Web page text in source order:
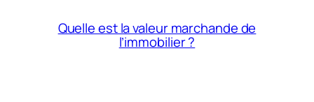
Quelle est la valeur marchande de
l’immobilier ?